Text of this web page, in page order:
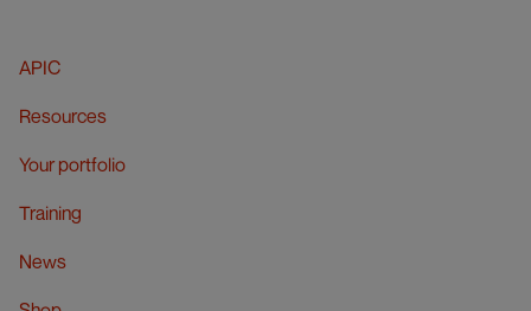
APIC
Resources
Your portfolio
Training
News